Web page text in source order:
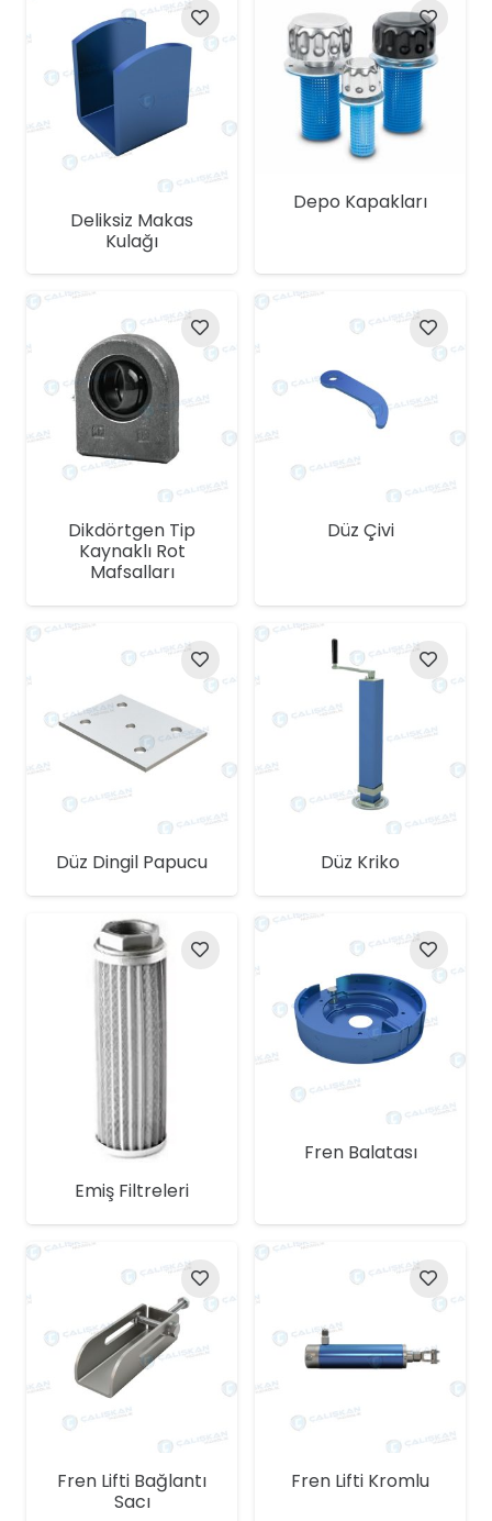
Deliksiz Makas
Kulağı
Depo Kapakları
Dikdörtgen Tip
Kaynaklı Rot
Mafsalları
Düz Çivi
Düz Dingil Papucu Düz Kriko
Emiş Filtreleri
Fren Balatası
Fren Lifti Bağlantı
Sacı
Fren Lifti Kromlu